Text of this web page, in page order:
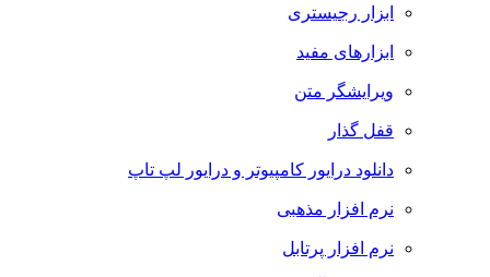
ابزار رجیستری
ابزارهای مفید
ویرایشگر متن
قفل گذار
دانلود درایور کامپیوتر و درایور لپ تاپ
نرم افزار مذهبی
نرم افزار پرتابل